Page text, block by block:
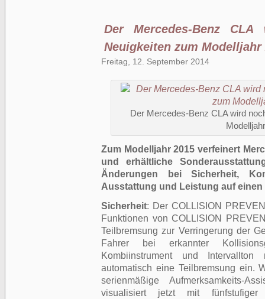
Der Mercedes-Benz
Neuigkeiten zum Modelljahr
Freitag, 12. September 2014
Der Mercedes-Benz CLA wird
Zum Modelljahr 2015 verfeinert
und erhältliche
Änderungen bei Sicherheit,
Ausstattung und Leistung auf
Sicherheit: Der COLLISION
Funktionen von COLLISION
Teilbremsung zur Verringerung der
Fahrer bei erkannter
Kombiinstrument und
automatisch eine Teilbremsung ein.
serienmäßige Aufmerksamkeits-
visualisiert jetzt mit fünfstufiger